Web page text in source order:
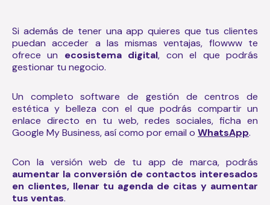
Si además de tener una app quieres que tus clientes
puedan acceder a las mismas ventajas, flowww te
ofrece un ecosistema digital, con el que podrás
gestionar tu negocio.
Un completo software de gestión de centros de
estética y belleza con el que podrás compartir un
enlace directo en tu web, redes sociales, ficha en
Google My Business, así como por email o WhatsApp.
Con la versión web de tu app de marca, podrás
aumentar la conversión de contactos interesados
en clientes, llenar tu agenda de citas y aumentar
tus ventas.